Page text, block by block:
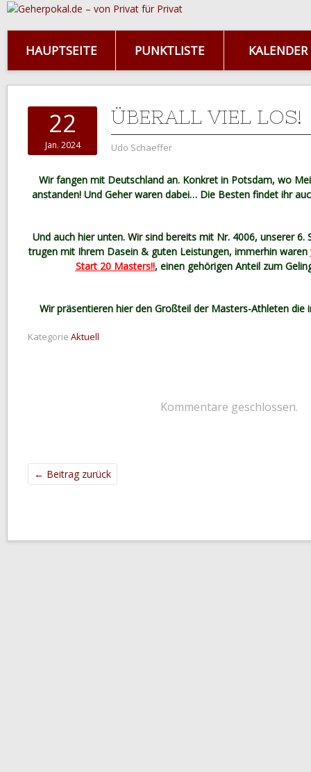
HAUPTSEITE PUNKTLISTE KALENDER
22
Jan. 2024
ÜBERALL VIEL LOS!
Udo Schaeffer
Wir fangen mit Deutschland an. Konkret in Potsdam, wo
anstanden! Und Geher waren dabei… Die Besten findet ihr
Und auch hier unten. Wir sind bereits mit Nr. 4006, unserer 6.
trugen mit Ihrem Dasein & guten Leistungen, immerhin waren
Start 20 Masters!!, einen gehörigen Anteil zum
Wir präsentieren hier den Großteil der Masters-Athleten die
Kategorie Aktuell
Kommentare geschlossen.
← Beitrag zurück